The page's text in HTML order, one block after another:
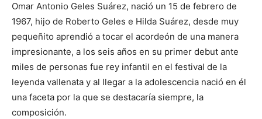
Omar Antonio Geles Suárez, nació un 15 de febrero de
1967, hijo de Roberto Geles e Hilda Suárez, desde muy
pequeñito aprendió a tocar el acordeón de una manera
impresionante, a los seis años en su primer debut ante
miles de personas fue rey infantil en el festival de la
leyenda vallenata y al llegar a la adolescencia nació en él
una faceta por la que se destacaría siempre, la
composición.